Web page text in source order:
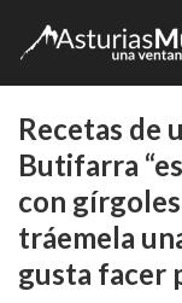
Recetas de
Butifarra
con
tráemela
gusta facer